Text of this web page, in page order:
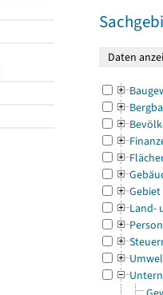
Gebiet
Land-